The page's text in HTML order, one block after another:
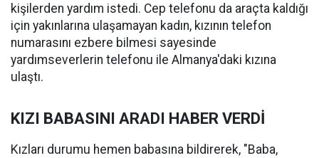
kişilerden yardım istedi. Cep telefonu da araçta kaldığı
için yakınlarına ulaşamayan kadın, kızının telefon
numarasını ezbere bilmesi sayesinde
yardımseverlerin telefonu ile Almanya'daki kızına
ulaştı.
KIZI BABASINI ARADI HABER VERDİ
Kızları durumu hemen babasına bildirerek, "Baba,